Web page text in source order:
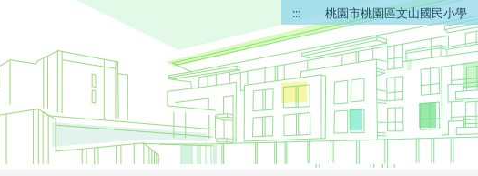
::: 桃園市桃園區文山國民小學